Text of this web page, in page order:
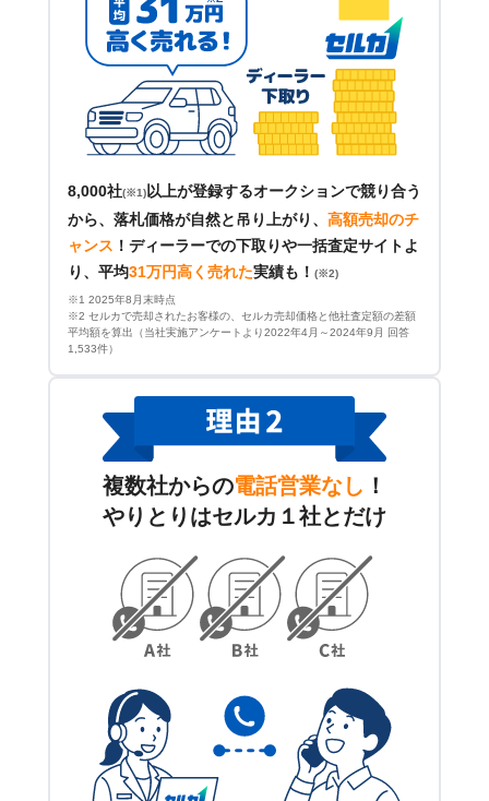
8,000社(※1)以上が登録するオークションで競り合う
から、落札価格が自然と吊り上がり、 高額売却のチ
ャンス ！ ディーラーでの下取りや一括査定サイトよ
り、平均31万円高く売れた実績も！ (※2)
※1 2025年8月末時点
※2 セルカで売却されたお客様の、セルカ売却価格と他社査定額の差額
平均額を算出（当社実施アンケートより2022年4月～2024年9月 回答
1,533件）
複数社からの電話営業なし ！
やりとりはセルカ１社とだけ